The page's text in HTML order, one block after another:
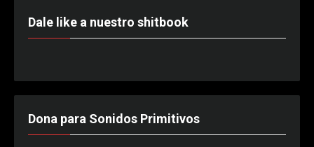
Dale like a nuestro shitbook
Dona para Sonidos Primitivos